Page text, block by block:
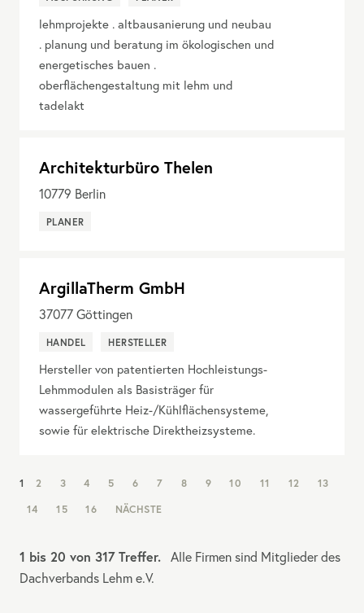
lehmprojekte . altbausanierung und neubau
. planung und beratung im ökologischen und
energetisches bauen .
oberflächengestaltung mit lehm und
tadelakt
Architekturbüro Thelen
10779 Berlin
PLANER
ArgillaTherm GmbH
37077 Göttingen
HANDEL HERSTELLER
Hersteller von patentierten Hochleistungs-
Lehmmodulen als Basisträger für
wassergeführte Heiz-/Kühlflächensysteme,
sowie für elektrische Direktheizsysteme.
NAV:
1 2 3 4 5 6 7 8 9 10 11 12
13
14
15 16 NÄCHSTE
1 bis 20 von 317 Treffer. Alle Firmen sind Mitglieder des
Dachverbands Lehm e.V.